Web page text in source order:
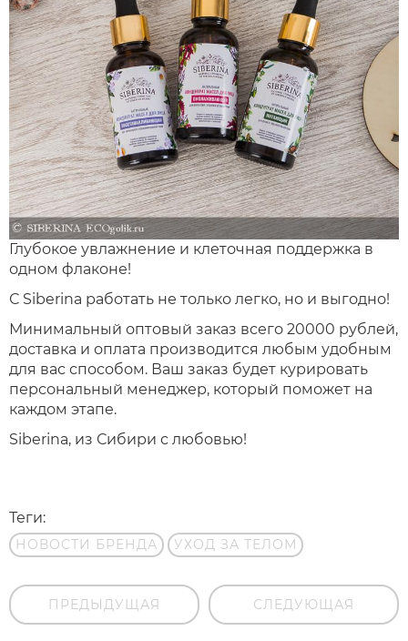
Глубокое увлажнение и клеточная поддержка в
одном флаконе!
С Siberina работать не только легко, но и выгодно!
Минимальный оптовый заказ всего 20000 рублей,
доставка и оплата производится любым удобным
для вас способом. Ваш заказ будет курировать
персональный менеджер, который поможет на
каждом этапе.
Siberina, из Сибири с любовью!
Теги:
НОВОСТИ БРЕНДА УХОД ЗА ТЕЛОМ
ПРЕДЫДУЩАЯ СЛЕДУЮЩАЯ